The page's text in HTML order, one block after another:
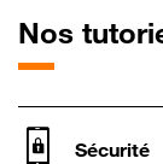
Nos
Sécurité